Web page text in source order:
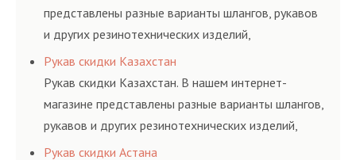
потребителей, так как
затрата времени на
(кислород, аргон, метан,
пропан, бутан,
представлены разные варианты шлангов, рукавов
и других резинотехнических изделий,
соответствующих ГОСТам, техническим условиям
и нормативам.
Рукав скидки Казахстан
Рукав скидки Казахстан. В нашем интернет-
магазине представлены разные варианты шлангов,
рукавов и других резинотехнических изделий,
соответствующих ГОСТам, техническим условиям
Рукав скидки Астана